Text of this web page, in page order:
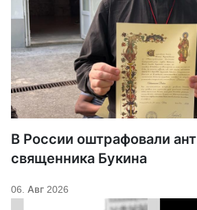
В России оштрафовали
священника Букина
06. Авг 2026